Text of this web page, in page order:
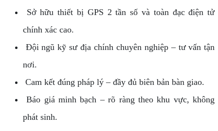
Sở hữu thiết bị GPS 2 tần số và toàn đạc điện tử
chính xác cao.
Đội ngũ kỹ sư địa chính chuyên nghiệp – tư vấn tận
nơi.
Cam kết đúng pháp lý – đầy đủ biên bản bàn giao.
Báo giá minh bạch – rõ ràng theo khu vực, không
phát sinh.